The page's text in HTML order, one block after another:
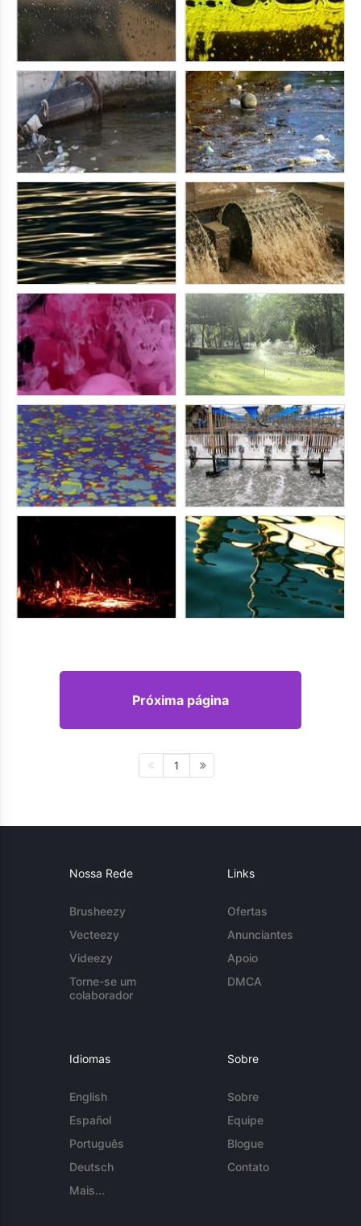
Próxima página
1
Nossa Rede
Brusheezy
Vecteezy
Videezy
Torne-se um
colaborador
Links
Ofertas
Anunciantes
Apoio
DMCA
Idiomas
English
Español
Português
Deutsch
Mais...
Sobre
Sobre
Equipe
Blogue
Contato